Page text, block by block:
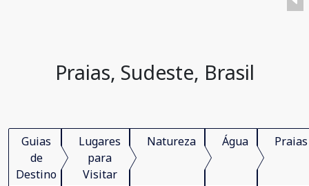
Praias, Sudeste, Brasil
Guias
de
Destino
Lugares
para
Visitar
Natureza Água Praias